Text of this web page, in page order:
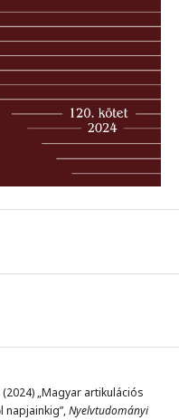
(2024) „Magyar artikulációs
napjainkig”,Nyelvtudományi